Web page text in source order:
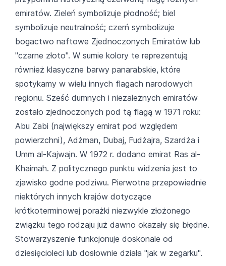
emiratów. Zieleń symbolizuje płodność; biel
symbolizuje neutralność; czerń symbolizuje
bogactwo naftowe Zjednoczonych Emiratów lub
"czarne złoto". W sumie kolory te reprezentują
również klasyczne barwy panarabskie, które
spotykamy w wielu innych flagach narodowych
regionu. Sześć dumnych i niezależnych emiratów
zostało zjednoczonych pod tą flagą w 1971 roku:
Abu Zabi (największy emirat pod względem
powierzchni), Adżman, Dubaj, Fudżajra, Szardża i
Umm al-Kajwajn. W 1972 r. dodano emirat Ras al-
Khaimah. Z politycznego punktu widzenia jest to
zjawisko godne podziwu. Pierwotne przepowiednie
niektórych innych krajów dotyczące
krótkoterminowej porażki niezwykle złożonego
związku tego rodzaju już dawno okazały się błędne.
Stowarzyszenie funkcjonuje doskonale od
dziesięcioleci lub dosłownie działa "jak w zegarku".